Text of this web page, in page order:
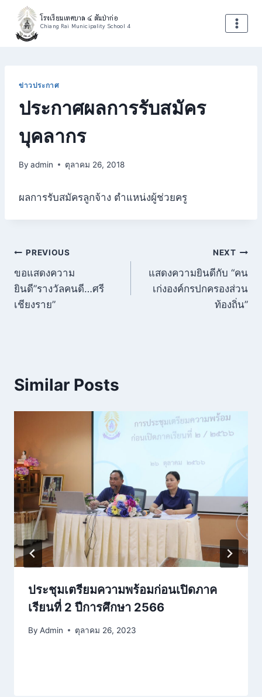
content
โรงเรียนเทศบาล ๔ สันป่าก่อ
Chiang Rai Municipality School 4
ข่าวประกาศ
ประกาศผลการรับสมัคร
บุคลากร
By admin ตุลาคม 26, 2018
ผลการรับสมัครลูกจ้าง ตำแหน่งผู้ช่วยครู
แนะแนว
เรื่อง
PREVIOUS
ขอแสดงความ
ยินดี”รางวัลคนดี…ศรี
เชียงราย”
NEXT
แสดงความยินดีกับ “คน
เก่งองค์กรปกครองส่วน
ท้องถิ่น”
Similar Posts
ประชุมเตรียมความพร้อมก่อนเปิดภาค
เรียนที่ 2 ปีการศึกษา 2566
By Admin ตุลาคม 26, 2023